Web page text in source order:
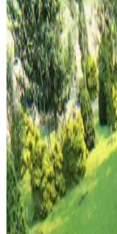
Şömine Rafı
Kullanımı:
Şömine rafı
sıcaklık ve ışık
kullanımı estetik ve
Mutfak
Düzenle Pratik
Mutfak
teknikleriyle koyu
uyumlu hale getirilir.
Balkon ve Teras